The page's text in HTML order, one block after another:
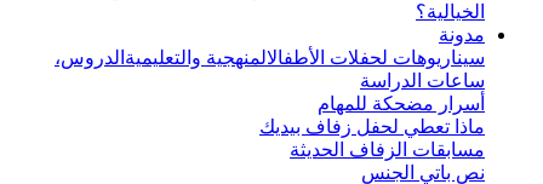
الخيالية؟
مدونة
سيناريوهات لحفلات الأطفالالمنهجية والتعليمية الدروس،
ساعات الدراسة
أسرار مضحكة للمهام
ماذا تعطي لحفل زفاف بيديك
مسابقات الزفاف الحديثة
نص باتي الجنس